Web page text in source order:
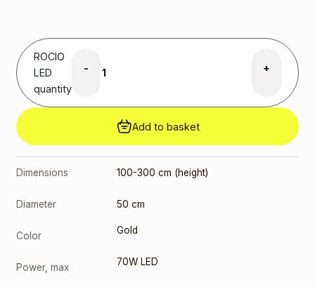
ROCIO
LED
quantity
- +
Add to basket
Dimensions 100-300 cm (height)
Diameter 50 cm
Color Gold
Power, max 70W LED